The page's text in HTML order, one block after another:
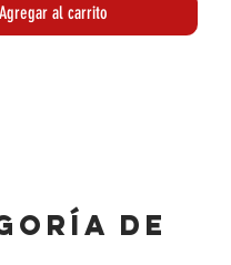
Agregar al carrito
DE